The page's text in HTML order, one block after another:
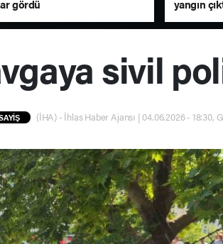
gördü
yangın
sivil
(İHA) - İhlas Haber Ajansı | 04.06.2026 - 18:30,